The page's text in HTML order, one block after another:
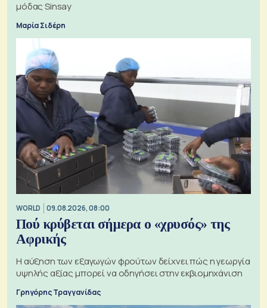
μόδας Sinsay
Μαρία Σιδέρη
WORLD 09.08.2026, 08:00
Πού κρύβεται σήμερα ο «χρυσός» της
Αφρικής
Η αύξηση των εξαγωγών φρούτων δείχνει πώς η γεωργία
υψηλής αξίας μπορεί να οδηγήσει στην εκβιομηχάνιση
Γρηγόρης Τραγγανίδας